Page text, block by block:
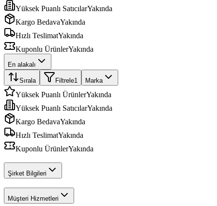
Yüksek Puanlı SatıcılarYakında
Kargo BedavaYakında
Hızlı TeslimatYakında
Kuponlu ÜrünlerYakında
En alakalı
Sırala Filtrele1 Marka
Yüksek Puanlı ÜrünlerYakında
Yüksek Puanlı SatıcılarYakında
Kargo BedavaYakında
Hızlı TeslimatYakında
Kuponlu ÜrünlerYakında
Şirket Bilgileri
Müşteri Hizmetleri